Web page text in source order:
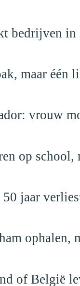
bedrijven
maar
vrouw
op
jaar
ophalen,
of België